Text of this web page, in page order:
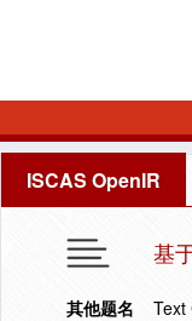
ISCAS OpenIR
基
其他题名 Text